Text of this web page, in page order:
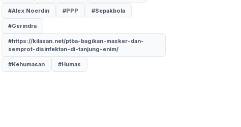
#Alex Noerdin #PPP #Sepakbola
#Gerindra
#https://kilasan.net/ptba-bagikan-masker-dan-
semprot-disinfektan-di-tanjung-enim/
#Kehumasan #Humas